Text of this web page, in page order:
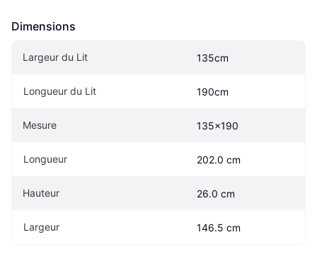
Dimensions
Largeur du Lit 135cm
Longueur du Lit 190cm
Mesure 135x190
Longueur 202.0 cm
Hauteur 26.0 cm
Largeur 146.5 cm